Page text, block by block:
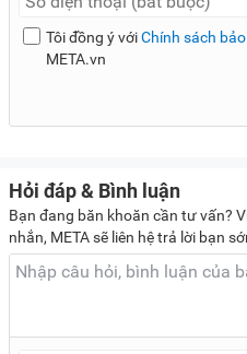
Tôi đồng ý vớiChính sách
META.vn
Hỏi đáp & Bình luận
Bạn đang băn khoăn cần tư vấn?
nhắn, META sẽ liên hệ trả lời bạn